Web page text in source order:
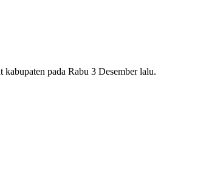
pada Rabu 3 Desember lalu.